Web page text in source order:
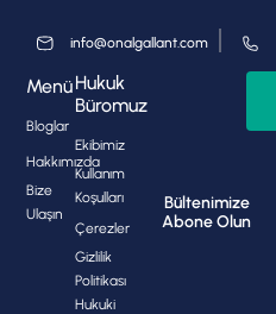
info@onalgallant.com
Menü
Bloglar
Hakkımızda
Bize
Ulaşın
Hukuk
Büromuz
Ekibimiz
Kullanım
Koşulları
Çerezler
Gizlilik
Politikası
Hukuki
Bültenimize
Abone Olun